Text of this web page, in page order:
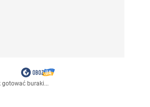
gotować buraki...